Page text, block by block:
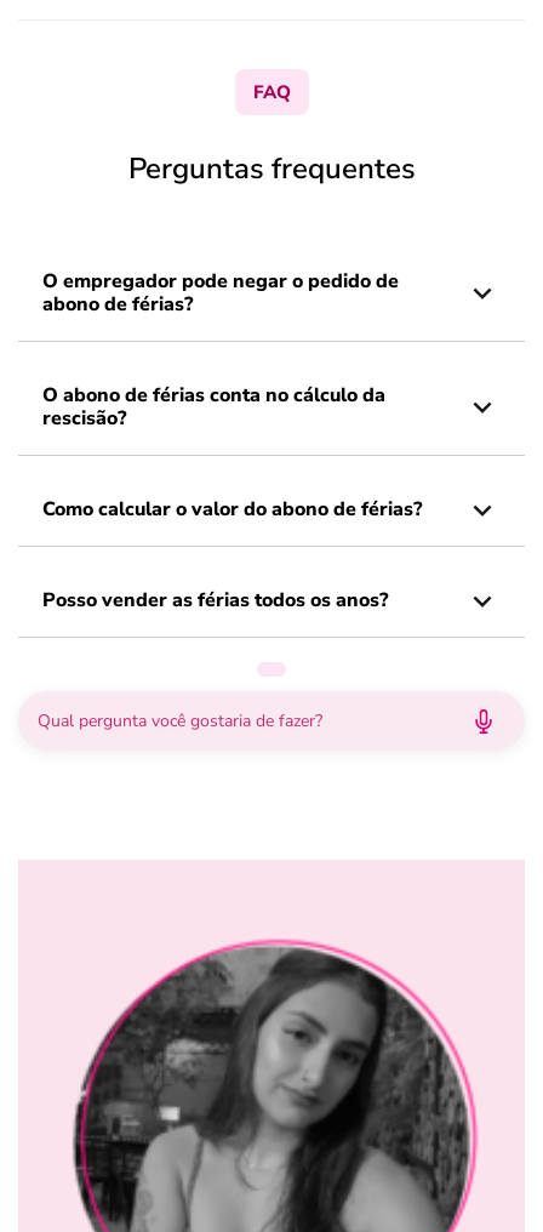
FAQ
Perguntas frequentes
O empregador pode negar o pedido de
abono de férias?
O abono de férias conta no cálculo da
rescisão?
Como calcular o valor do abono de férias?
Posso vender as férias todos os anos?